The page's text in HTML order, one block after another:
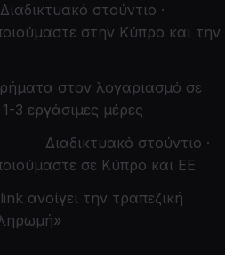
Διαδικτυακό στούντιο ·
στην Κύπρο και την
στον λογαριασμό σε
3 εργάσιμες μέρες
Διαδικτυακό στούντιο ·
σε Κύπρο και ΕΕ
ανοίγει την τραπεζική